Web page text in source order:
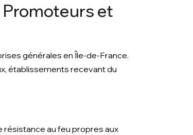
et
générales en Île-de-France.
établissements recevant du
résistance au feu propres aux